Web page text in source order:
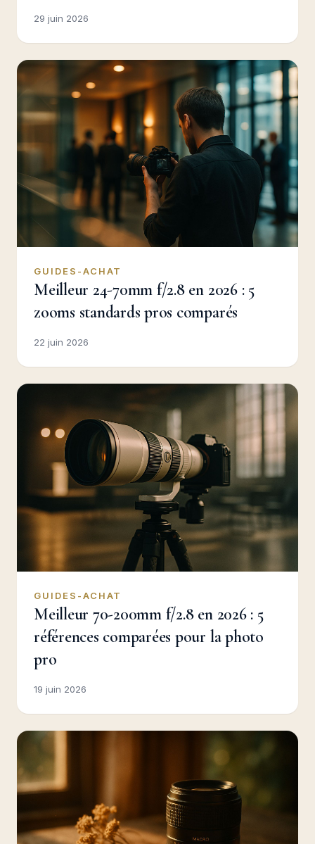
29 juin 2026
GUIDES-ACHAT
Meilleur 24-70mm f/2.8 en 2026 : 5
zooms standards pros comparés
22 juin 2026
GUIDES-ACHAT
Meilleur 70-200mm f/2.8 en 2026 : 5
références comparées pour la photo
pro
19 juin 2026